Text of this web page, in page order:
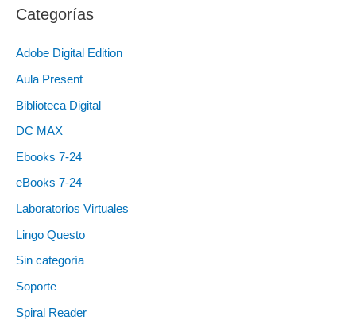
Categorías
Adobe Digital Edition
Aula Present
Biblioteca Digital
DC MAX
Ebooks 7-24
eBooks 7-24
Laboratorios Virtuales
Lingo Questo
Sin categoría
Soporte
Spiral Reader